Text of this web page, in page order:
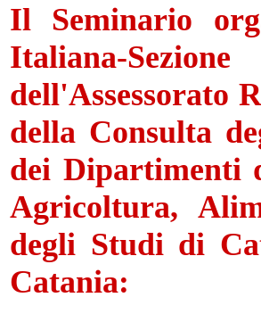
Il Seminario
Italiana-
dell'Assessorato
della Consulta
dei Dipartimenti
Agricoltura,
degli Studi di
Catania: